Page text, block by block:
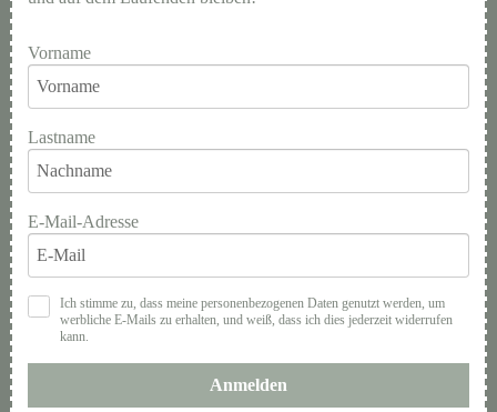
Vorname
Lastname
E-Mail-Adresse
Ich stimme zu, dass meine personenbezogenen Daten genutzt werden, um
werbliche E-Mails zu erhalten, und weiß, dass ich dies jederzeit widerrufen
kann.
Anmelden